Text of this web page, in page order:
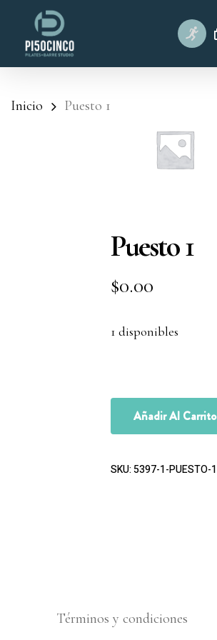
content
Inicio Puesto 1
Puesto 1
$0.00
1 disponibles
Añadir Al Carrito
SKU:5397-1-PUESTO-1
Términos y condiciones